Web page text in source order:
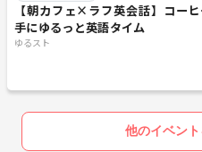
【朝カフェ×ラフ英会話】コー
手にゆるっと英語タイム
ゆるスト
他のイベン